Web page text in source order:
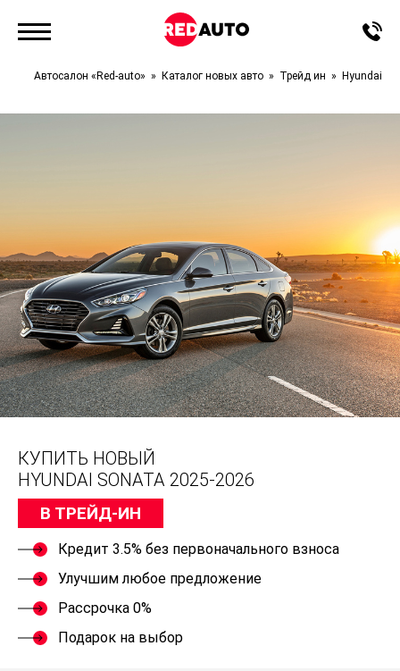
Автосалон «Red-auto» Каталог новых авто Трейд ин Hyundai
КУПИТЬ НОВЫЙ
HYUNDAI SONATA 2025-2026
В ТРЕЙД-ИН
Кредит 3.5% без первоначального взноса
Улучшим любое предложение
Рассрочка 0%
Подарок на выбор